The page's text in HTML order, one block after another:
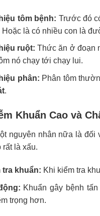
tôm bệnh: Trước đó
Hoặc là có nhiều con là
ruột: Thức ăn ở đoạn
nó chạy tới chạy lui.
phân: Phân tôm
.
Khuẩn Cao và
nguyên nhân nữa là
là xấu.
tra khuẩn: Khi kiểm tra
Khuẩn gây bệnh
trọng hơn.